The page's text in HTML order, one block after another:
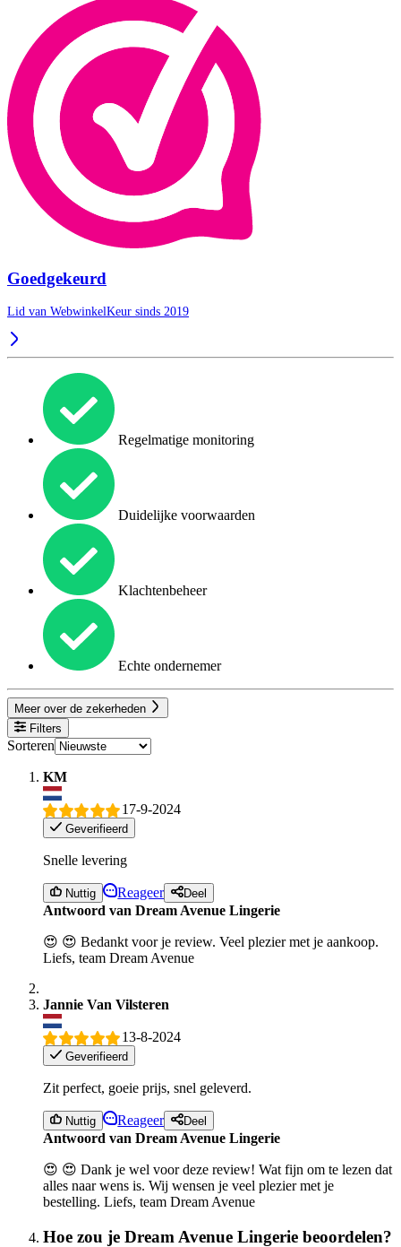
Goedgekeurd
Lid van WebwinkelKeur sinds 2019
Regelmatige monitoring
Duidelijke voorwaarden
Klachtenbeheer
Echte ondernemer
Meer over de zekerheden
Filters
Sorteren
KM
17-9-2024
Geverifieerd
Snelle levering
Nuttig Reageer Deel
Antwoord van Dream Avenue Lingerie
😍 😍 Bedankt voor je review. Veel plezier met je aankoop.
Liefs, team Dream Avenue
Jannie Van Vilsteren
13-8-2024
Geverifieerd
Zit perfect, goeie prijs, snel geleverd.
Nuttig Reageer Deel
Antwoord van Dream Avenue Lingerie
😍 😍 Dank je wel voor deze review! Wat fijn om te lezen dat
alles naar wens is. Wij wensen je veel plezier met je
bestelling. Liefs, team Dream Avenue
Hoe zou je Dream Avenue Lingerie beoordelen?